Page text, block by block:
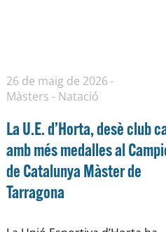
26 de maig de 2026
Màsters - Natació
La U.E. d’Horta, desè club
amb més medalles al
de Catalunya Màster de
Tarragona